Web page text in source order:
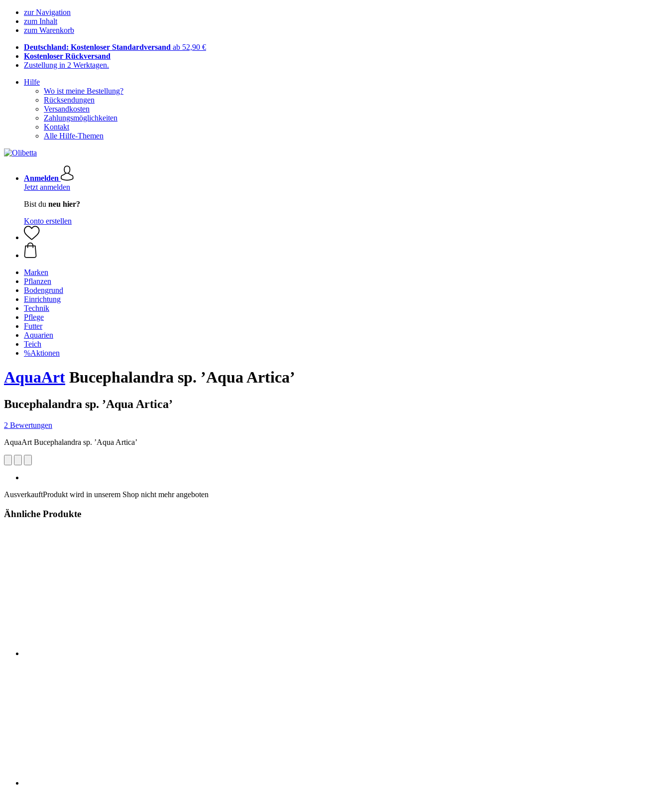
zur Navigation
zum Inhalt
zum Warenkorb
Deutschland: Kostenloser Standardversand ab 52,90 €
Kostenloser Rückversand
Zustellung in 2 Werktagen.
Hilfe
Wo ist meine Bestellung?
Rücksendungen
Versandkosten
Zahlungsmöglichkeiten
Kontakt
Alle Hilfe-Themen
Anmelden
Jetzt anmelden
Bist du neu hier?
Konto erstellen
Marken
Pflanzen
Bodengrund
Einrichtung
Technik
Pflege
Futter
Aquarien
Teich
%Aktionen
AquaArt Bucephalandra sp. ’Aqua Artica’
Bucephalandra sp. ’Aqua Artica’
2 Bewertungen
AquaArt Bucephalandra sp. ’Aqua Artica’
AusverkauftProdukt wird in unserem Shop nicht mehr angeboten
Ähnliche Produkte